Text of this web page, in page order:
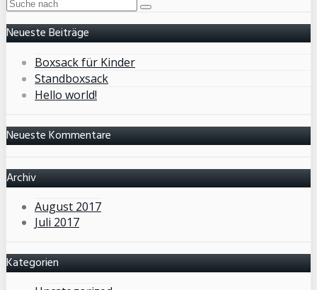
Neueste Beiträge
Boxsack für Kinder
Standboxsack
Hello world!
Neueste Kommentare
Archiv
August 2017
Juli 2017
Kategorien